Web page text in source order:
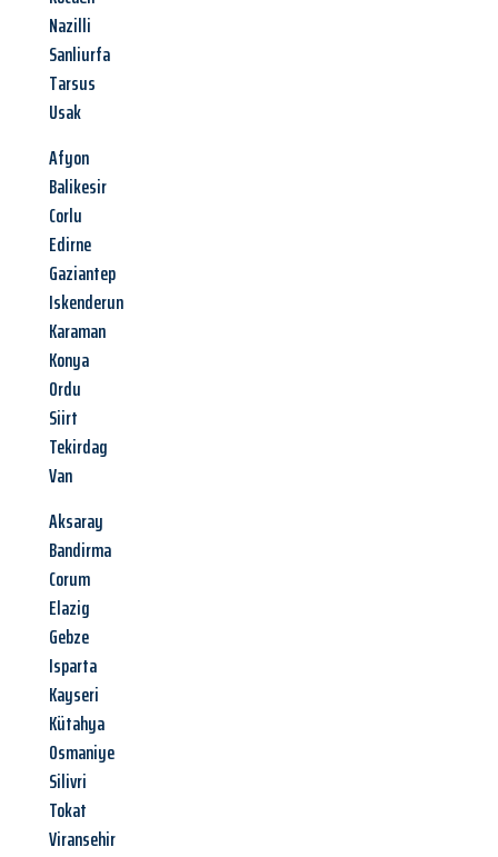
Nazilli
Sanliurfa
Tarsus
Usak
Afyon
Balikesir
Corlu
Edirne
Gaziantep
Iskenderun
Karaman
Konya
Ordu
Siirt
Tekirdag
Van
Aksaray
Bandirma
Corum
Elazig
Gebze
Isparta
Kayseri
Kütahya
Osmaniye
Silivri
Tokat
Viransehir